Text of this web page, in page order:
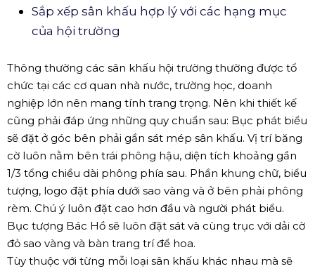
Sắp xếp sân khấu hợp lý với các hạng mục
của hội trường
Thông thường các sân khấu hội trường thường được tổ
chức tại các cơ quan nhà nước, trường học, doanh
nghiệp lớn nên mang tính trang trọng. Nên khi thiết kế
cũng phải đáp ứng những quy chuẩn sau: Bục phát biểu
sẽ đặt ở góc bên phải gần sát mép sân khấu. Vị trí băng
cờ luôn nằm bên trái phông hậu, diện tích khoảng gần
1/3 tổng chiều dài phông phía sau. Phần khung chữ, biểu
tượng, logo đặt phía dưới sao vàng và ở bên phải phông
rèm. Chú ý luôn đặt cao hơn đầu và người phát biểu.
Bục tượng Bác Hồ sẽ luôn đặt sát và cùng trục với dải cờ
đỏ sao vàng và bàn trang trí để hoa.
Tùy thuộc với từng mỗi loại sân khấu khác nhau mà sẽ